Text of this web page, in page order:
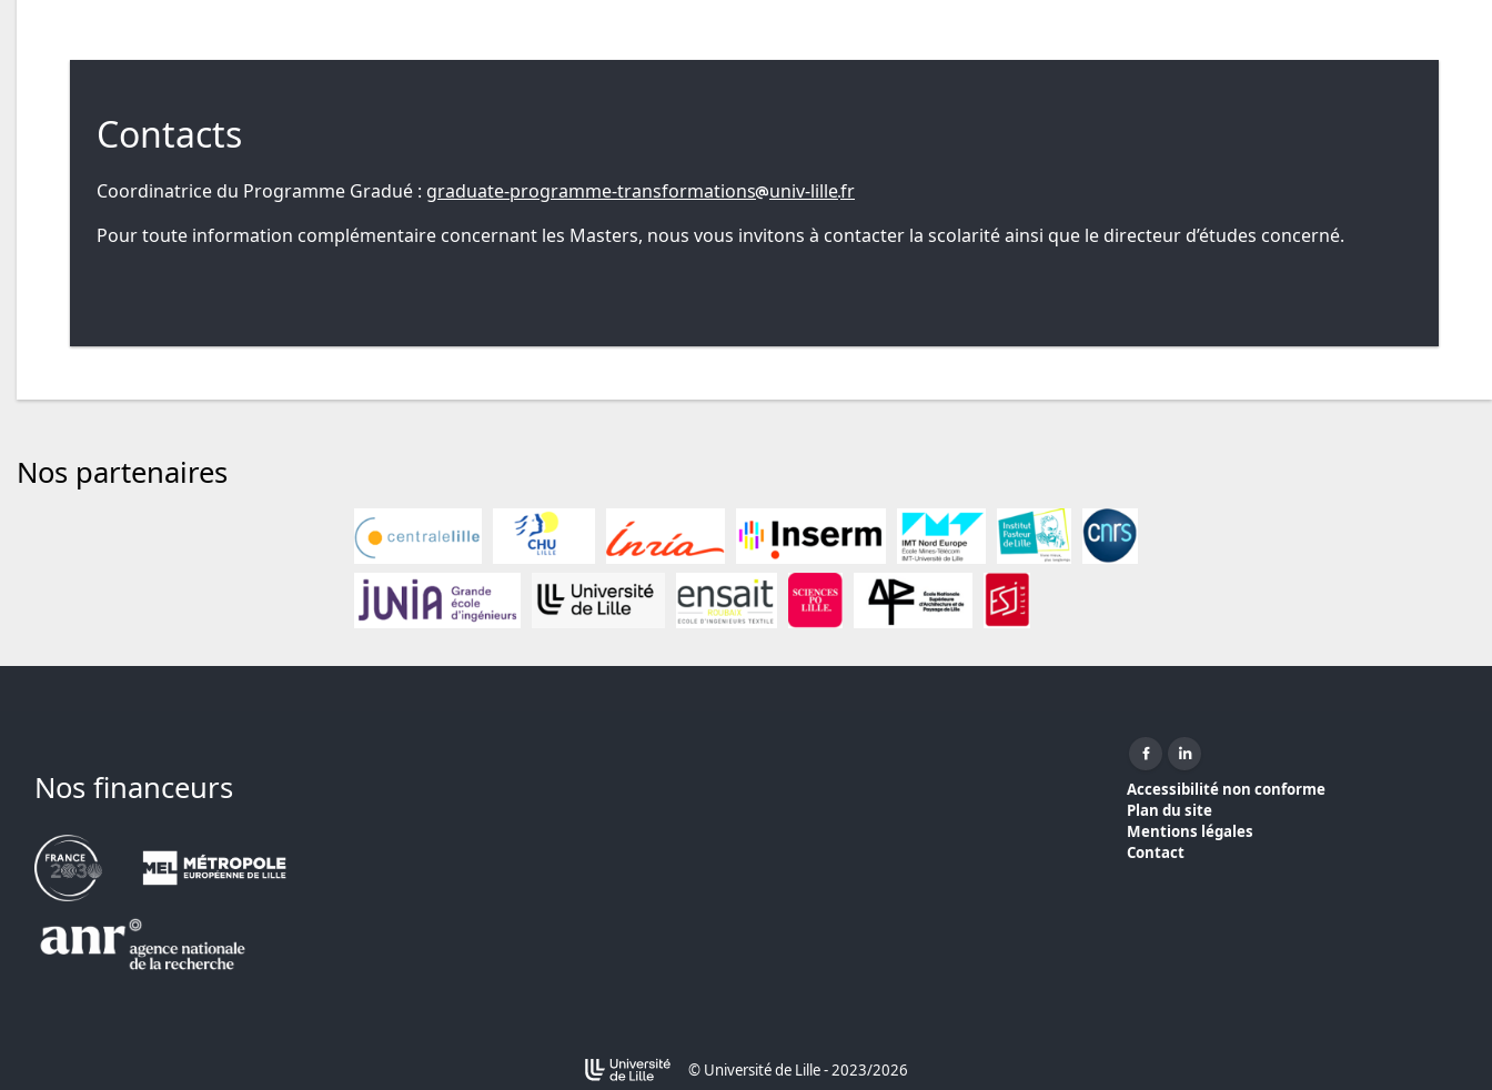
Contacts
Coordinatrice du Programme Gradué : graduate-programme-transformations univ-lillefr
Pour toute information complémentaire concernant les Masters, nous vous invitons à contacter la scolarité ainsi que le directeur d’études concerné.
Nos partenaires
Nos financeurs
Facebook ( nouvelle fenêtre)
Linkedin ( nouvelle fenêtre)
Accessibilité non conforme
Plan du site
Mentions légales
Contact
© Université de Lille - 2023/2026